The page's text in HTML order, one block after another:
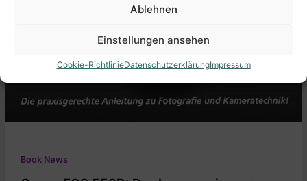
Ablehnen
Einstellungen ansehen
Cookie-RichtlinieDatenschutzerklärungImpressum
Book News